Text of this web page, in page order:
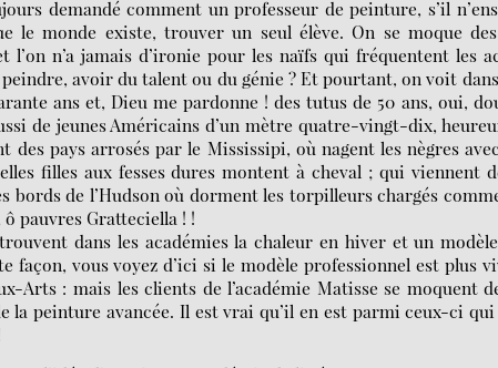
demandé comment un professeur de peinture, s’il
le monde existe, trouver un seul élève. On se moque
n’a jamais d’ironie pour les naïfs qui fréquentent les
avoir du talent ou du génie ? Et pourtant, on voit
ans et, Dieu me pardonne ! des tutus de 50 ans, oui,
de jeunes Américains d’un mètre quatre-vingt-dix,
des pays arrosés par le Mississipi, où nagent les nègres
filles aux fesses dures montent à cheval ; qui viennent
de l’Hudson où dorment les torpilleurs chargés
pauvres Gratteciella ! !
dans les académies la chaleur en hiver et un
façon, vous voyez d’ici si le modèle professionnel est plus
Arts : mais les clients de l’académie Matisse se moquent
la peinture avancée. Il est vrai qu’il en est parmi ceux-ci